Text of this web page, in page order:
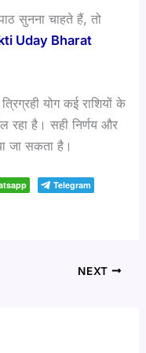
सुनना चाहते हैं, तो
Uday Bharat
योग कई राशियों के
रहा है। सही निर्णय और
जा सकता है।
Telegram
NEXT